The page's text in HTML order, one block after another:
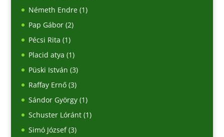
Németh Endre(1)
Pap Gábor(2)
Pécsi Rita (1)
Placid atya (1)
Püski István (3)
Raffay Ernő(3)
Sándor György(1)
Schuster Lóránt(1)
Simó József(3)